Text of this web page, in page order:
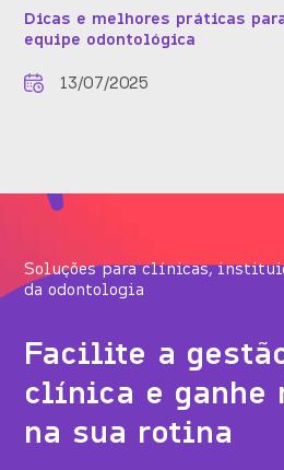
Dicas e melhores práticas
equipe odontológica
13/07/2025
Soluções para clínicas,
da odontologia
Facilite a
clínica e ganhe
na sua rotina